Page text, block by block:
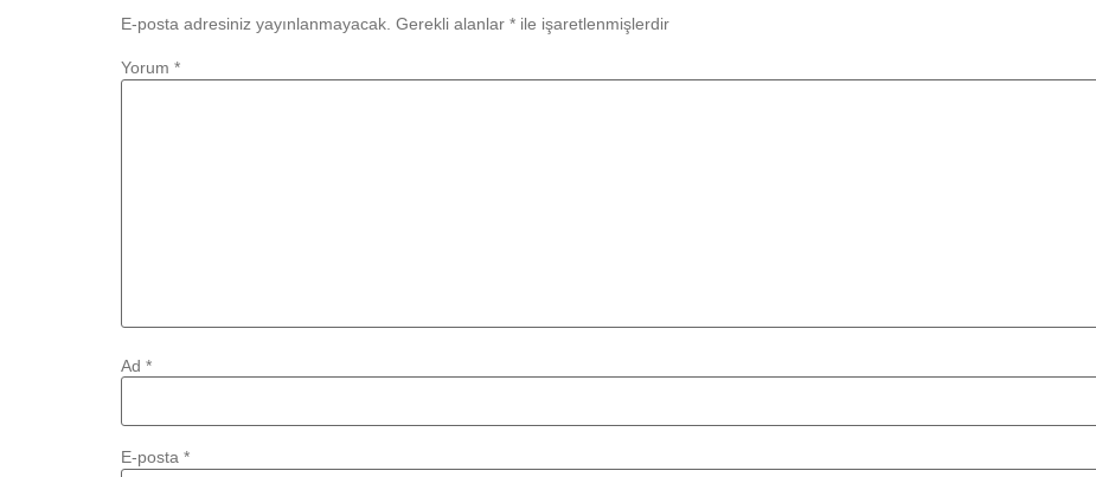
E-posta adresiniz yayınlanmayacak. Gerekli alanlar * ile işaretlenmişlerdir
Yorum *
Ad *
E-posta *